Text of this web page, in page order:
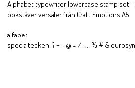
Alphabet typewriter lowercase stamp set
bokstäver versaler från Craft Emotions A5.
alfabet
specialtecken: ? + - @ = / ; ..: % # &